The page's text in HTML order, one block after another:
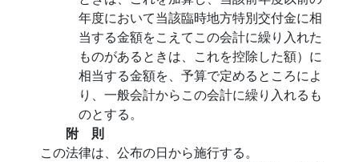
年度において当該臨時地方特別交付金に相
当する金額をこえてこの会計に繰り入れた
ものがあるときは、これを控除した額）に
相当する金額を、予算で定めるところによ
り、一般会計からこの会計に繰り入れるも
のとする。
附 則
この法律は、公布の日から施行する。